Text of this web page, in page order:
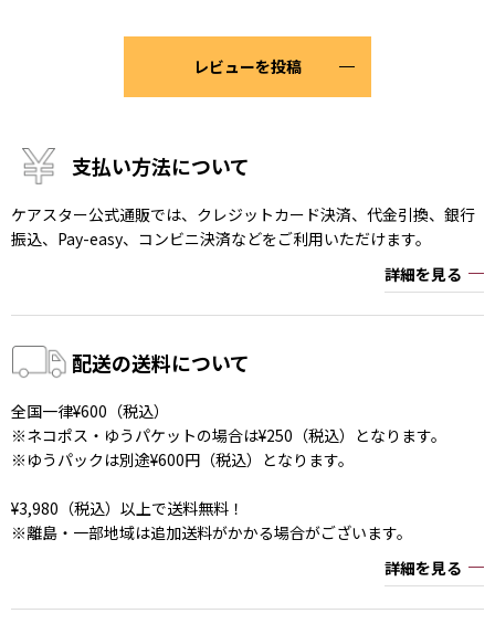
レビューを投稿
支払い方法について
ケアスター公式通販では、クレジットカード決済、代金引換、銀行
振込、Pay-easy、コンビニ決済などをご利用いただけます。
詳細を見る
配送の送料について
全国一律¥600（税込）
※ネコポス・ゆうパケットの場合は¥250（税込）となります。
※ゆうパックは別途¥600円（税込）となります。
¥3,980（税込）以上で送料無料！
※離島・一部地域は追加送料がかかる場合がございます。
詳細を見る